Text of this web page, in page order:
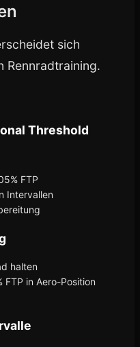
sich
Rennradtraining.
Threshold
FTP
Intervallen
halten
in Aero-Position